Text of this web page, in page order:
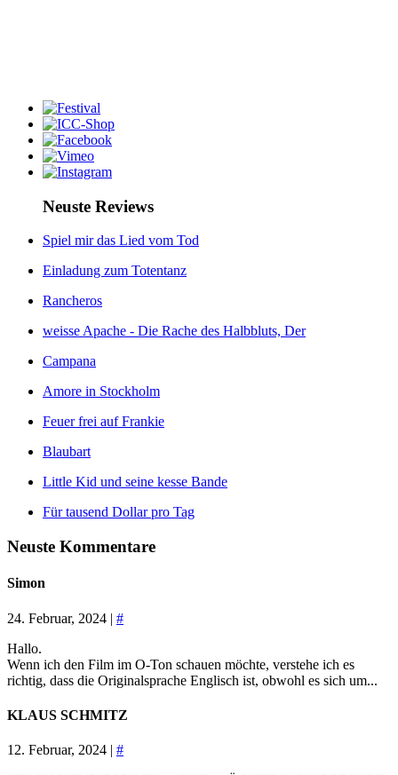
Neuste Reviews
Spiel mir das Lied vom Tod
Einladung zum Totentanz
Rancheros
weisse Apache - Die Rache des Halbbluts, Der
Campana
Amore in Stockholm
Feuer frei auf Frankie
Blaubart
Little Kid und seine kesse Bande
Für tausend Dollar pro Tag
Neuste Kommentare
Simon
24. Februar, 2024 | #
Hallo.
Wenn ich den Film im O-Ton schauen möchte, verstehe ich es
richtig, dass die Originalsprache Englisch ist, obwohl es sich um...
KLAUS SCHMITZ
12. Februar, 2024 | #